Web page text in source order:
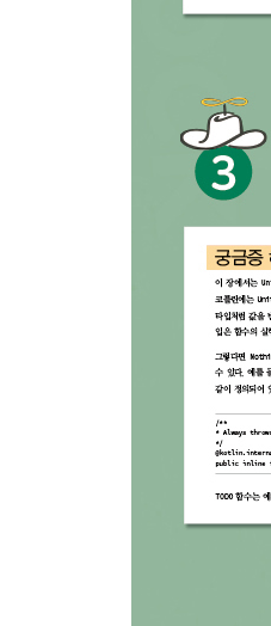
가시성과 캡슐화
클래스 속성 ......
NyetHack 코드
패키지 사용하기
궁금증 해소하기
궁금증 해소하
CHAPTER 13 초
생성자 ...... 228
속성 초기화 ......
초기화 순서 ......
초기화 지연시키
궁금증 해소하
챌린지: 엑스컬